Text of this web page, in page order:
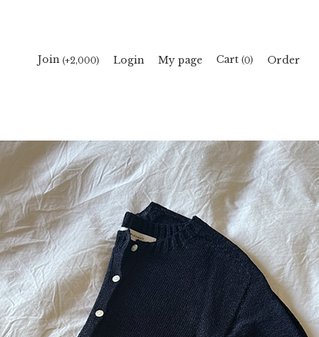
Join(+2,000) Login My page Cart(0) Order